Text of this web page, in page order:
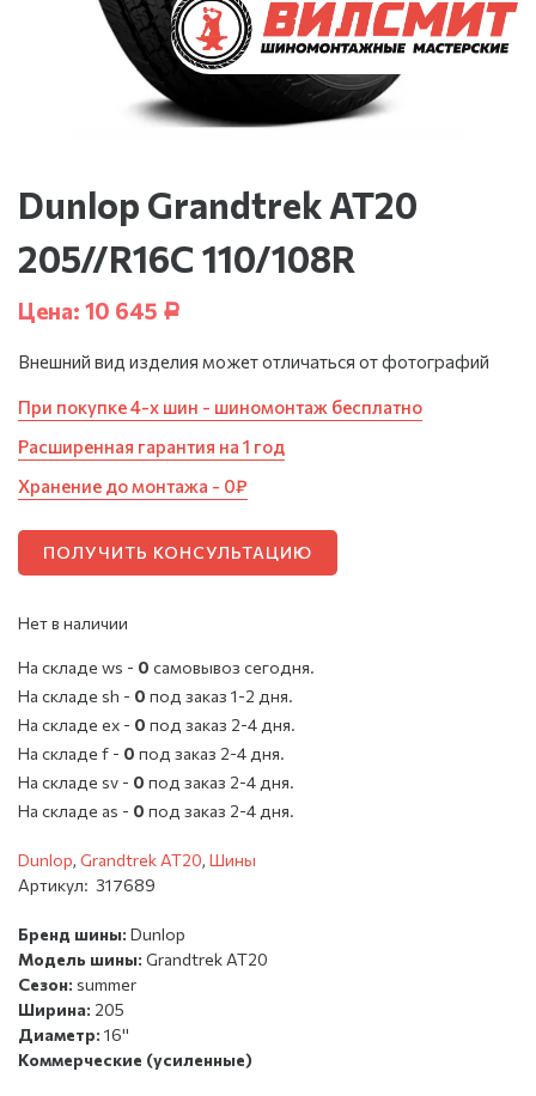
Dunlop Grandtrek AT20
205//R16C 110/108R
Цена: 10 645 Р
Внешний вид изделия может отличаться от фотографий
При покупке 4-х шин - шиномонтаж бесплатно
Расширенная гарантия на 1 год
Хранение до монтажа - 0₽
ПОЛУЧИТЬ КОНСУЛЬТАЦИЮ
Нет в наличии
На складе ws - 0 cамовывоз сегодня.
На складе sh - 0 под заказ 1-2 дня.
На складе ex - 0 под заказ 2-4 дня.
На складе f - 0 под заказ 2-4 дня.
На складе sv - 0 под заказ 2-4 дня.
На складе as - 0 под заказ 2-4 дня.
Dunlop, Grandtrek AT20, Шины
Артикул: 317689
Бренд шины: Dunlop
Модель шины: Grandtrek AT20
Сезон: summer
Ширина: 205
Диаметр: 16''
Коммерческие (усиленные)